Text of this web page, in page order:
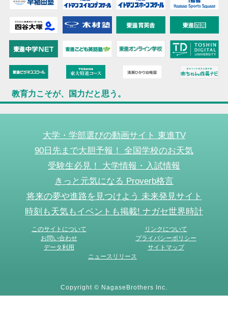
教育力こそが、国力だと思う。
大学・学部選びの動画サイト 東進TV
90日先まで大胆予報！ 全国学校のお天気
受験生必見！ 大学情報・入試情報
きっと元気になる Proverb格言
将来の夢や進路を見つけよう 未来発見サイト
時刻も天気もイベントも掲載! ナガセ世界時計
このサイトについて
リンクについて
お問い合わせ
プライバシーポリシー
データ利用
サイトマップ
ニュースリリース
Copyright © NagaseBrothers Inc.